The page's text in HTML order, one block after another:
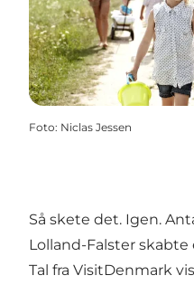
Foto: Niclas Jessen
Så skete det. Igen.
Lolland-Falster
Tal fra VisitDenmark